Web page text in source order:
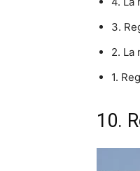
3.
2. La
1.
10.